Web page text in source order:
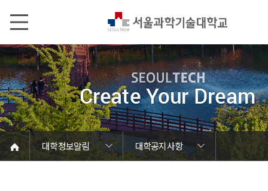
대학정보알림
대학공지사항
대학정보알림
정보공개
정보서비스안내
온라인민원센터
청렴행정
갑질신고센터
유실물 센터
SEOULTECH광장
대학공지사항
학사공지
장학공지
대학원공지
취업공지
대학입찰
채용정보
공모/외부행사
등록금심의위원회
코로나바이러스19 대응안내
재정위원회